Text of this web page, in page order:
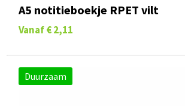
A5 notitieboekje RPET vilt
Vanaf € 2,11
Duurzaam